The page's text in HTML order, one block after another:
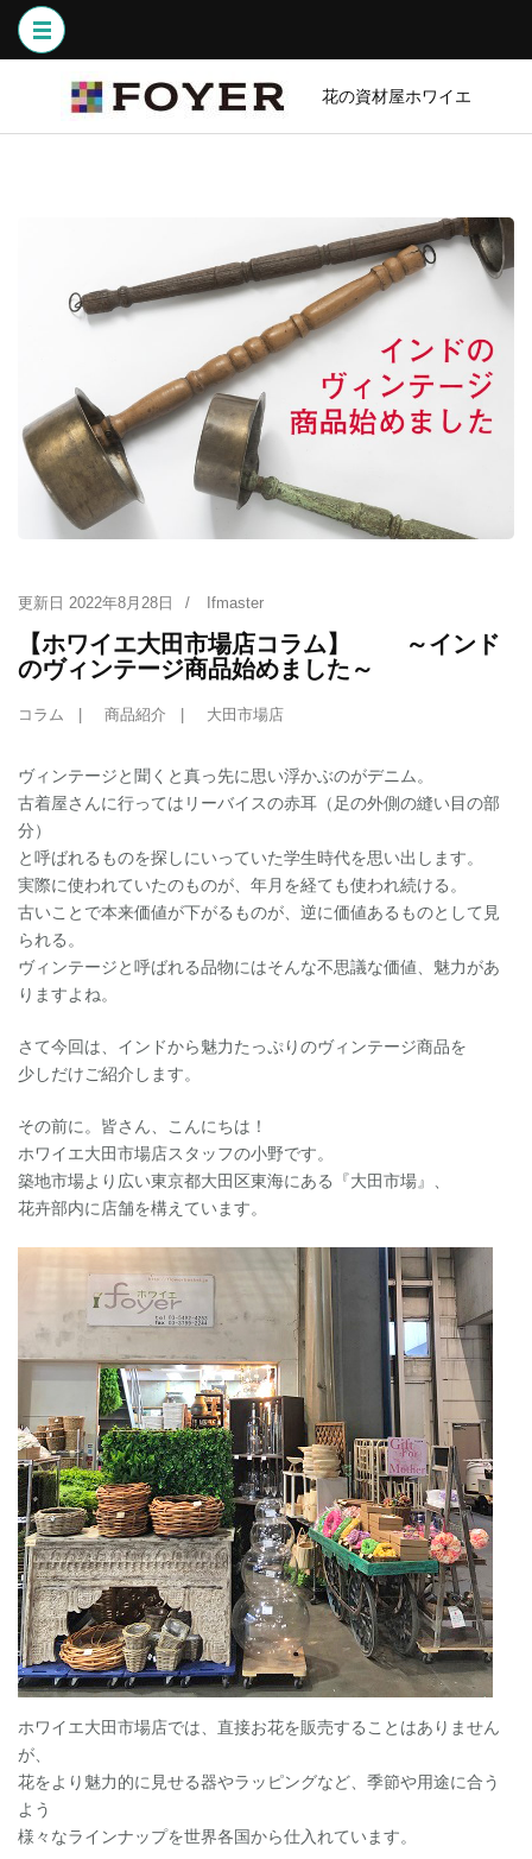
花の資材屋ホワイエ
更新日 2022年8月28日 / Ifmaster
【ホワイエ大田市場店コラム】 ～インド
のヴィンテージ商品始めました～
コラム 商品紹介 大田市場店
ヴィンテージと聞くと真っ先に思い浮かぶのがデニム。
古着屋さんに行ってはリーバイスの赤耳（足の外側の縫い目の部
分）
と呼ばれるものを探しにいっていた学生時代を思い出します。
実際に使われていたのものが、年月を経ても使われ続ける。
古いことで本来価値が下がるものが、逆に価値あるものとして見
られる。
ヴィンテージと呼ばれる品物にはそんな不思議な価値、魅力があ
りますよね。
さて今回は、インドから魅力たっぷりのヴィンテージ商品を
少しだけご紹介します。
その前に。皆さん、こんにちは！
ホワイエ大田市場店スタッフの小野です。
築地市場より広い東京都大田区東海にある『大田市場』、
花卉部内に店舗を構えています。
ホワイエ大田市場店では、直接お花を販売することはありません
が、
花をより魅力的に見せる器やラッピングなど、季節や用途に合う
よう
様々なラインナップを世界各国から仕入れています。